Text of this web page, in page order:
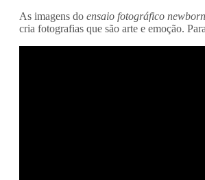
As imagens do ensaio fotográfico newborn
cria fotografias que são arte e emoção.